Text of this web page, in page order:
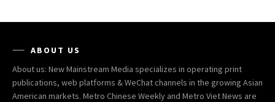
ABOUT US
About us: New Mainstream Media specializes in operating print
publications, web platforms & WeChat channels in the growing Asian
American markets. Metro Chinese Weekly and Metro Viet News are